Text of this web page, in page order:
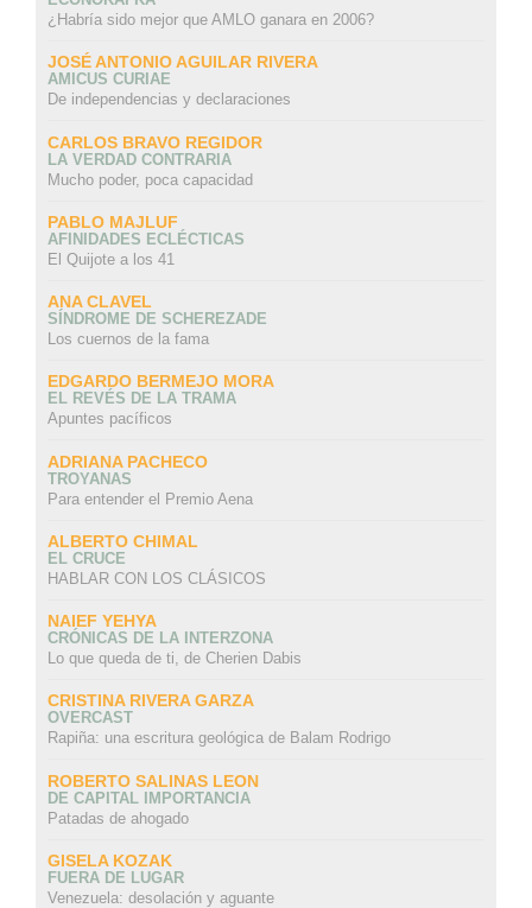
¿Habría sido mejor que AMLO ganara en 2006?
JOSÉ ANTONIO AGUILAR RIVERA
AMICUS CURIAE
De independencias y declaraciones
CARLOS BRAVO REGIDOR
LA VERDAD CONTRARIA
Mucho poder, poca capacidad
PABLO MAJLUF
AFINIDADES ECLÉCTICAS
El Quijote a los 41
ANA CLAVEL
SÍNDROME DE SCHEREZADE
Los cuernos de la fama
EDGARDO BERMEJO MORA
EL REVÉS DE LA TRAMA
Apuntes pacíficos
ADRIANA PACHECO
TROYANAS
Para entender el Premio Aena
ALBERTO CHIMAL
EL CRUCE
HABLAR CON LOS CLÁSICOS
NAIEF YEHYA
CRÓNICAS DE LA INTERZONA
Lo que queda de ti, de Cherien Dabis
CRISTINA RIVERA GARZA
OVERCAST
Rapiña: una escritura geológica de Balam Rodrigo
ROBERTO SALINAS LEON
DE CAPITAL IMPORTANCIA
Patadas de ahogado
GISELA KOZAK
FUERA DE LUGAR
Venezuela: desolación y aguante